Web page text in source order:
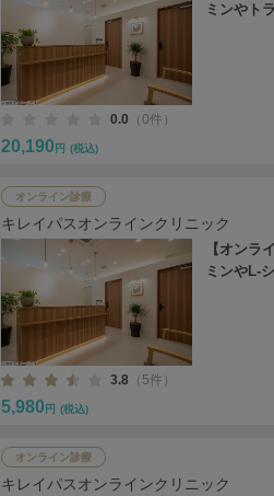
ミンやト
0.0 （0件）
20,190 円 (税込)
オンライン診療
キレイパスオンラインクリニック
【オンラ
ミンやL-
3.8 （5件）
5,980 円 (税込)
オンライン診療
キレイパスオンラインクリニック